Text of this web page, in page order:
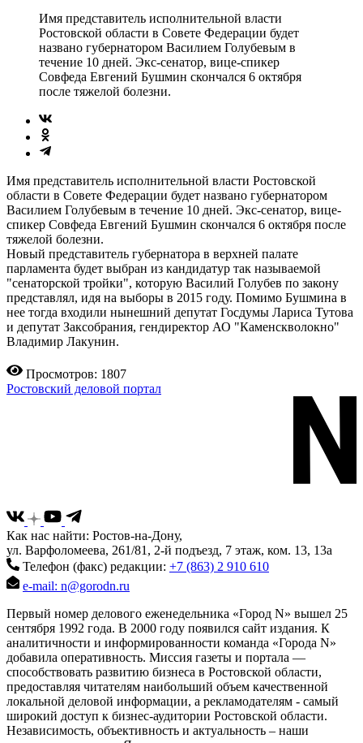
Имя представитель исполнительной власти
Ростовской области в Совете Федерации будет
названо губернатором Василием Голубевым в
течение 10 дней. Экс-сенатор, вице-спикер
Совфеда Евгений Бушмин скончался 6 октября
после тяжелой болезни.
Имя представитель исполнительной власти Ростовской
области в Совете Федерации будет названо губернатором
Василием Голубевым в течение 10 дней. Экс-сенатор, вице-
спикер Совфеда Евгений Бушмин скончался 6 октября после
тяжелой болезни.
Новый представитель губернатора в верхней палате
парламента будет выбран из кандидатур так называемой
"сенаторской тройки", которую Василий Голубев по закону
представлял, идя на выборы в 2015 году. Помимо Бушмина в
нее тогда входили нынешний депутат Госдумы Лариса Тутова
и депутат Заксобрания, гендиректор АО "Каменскволокно"
Владимир Лакунин.
Просмотров: 1807
Ростовский деловой портал
Как нас найти: Ростов-на-Дону,
ул. Варфоломеева, 261/81, 2-й подъезд, 7 этаж, ком. 13, 13а
Телефон (факс) редакции: +7 (863) 2 910 610
e-mail: n@gorodn.ru
Первый номер делового еженедельника «Город N» вышел 25
сентября 1992 года. В 2000 году появился сайт издания. К
аналитичности и информированности команда «Города N»
добавила оперативность. Миссия газеты и портала —
способствовать развитию бизнеса в Ростовской области,
предоставляя читателям наибольший объем качественной
локальной деловой информации, а рекламодателям - самый
широкий доступ к бизнес-аудитории Ростовской области.
Независимость, объективность и актуальность – наши